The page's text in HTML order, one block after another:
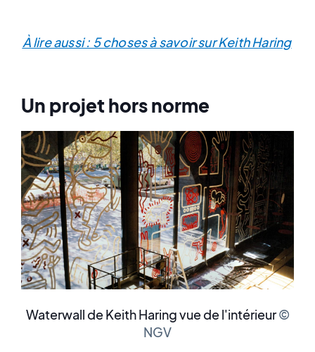
À lire aussi : 5 choses à savoir sur Keith Haring
Un projet hors norme
Waterwall de Keith Haring vue de l'intérieur©
NGV